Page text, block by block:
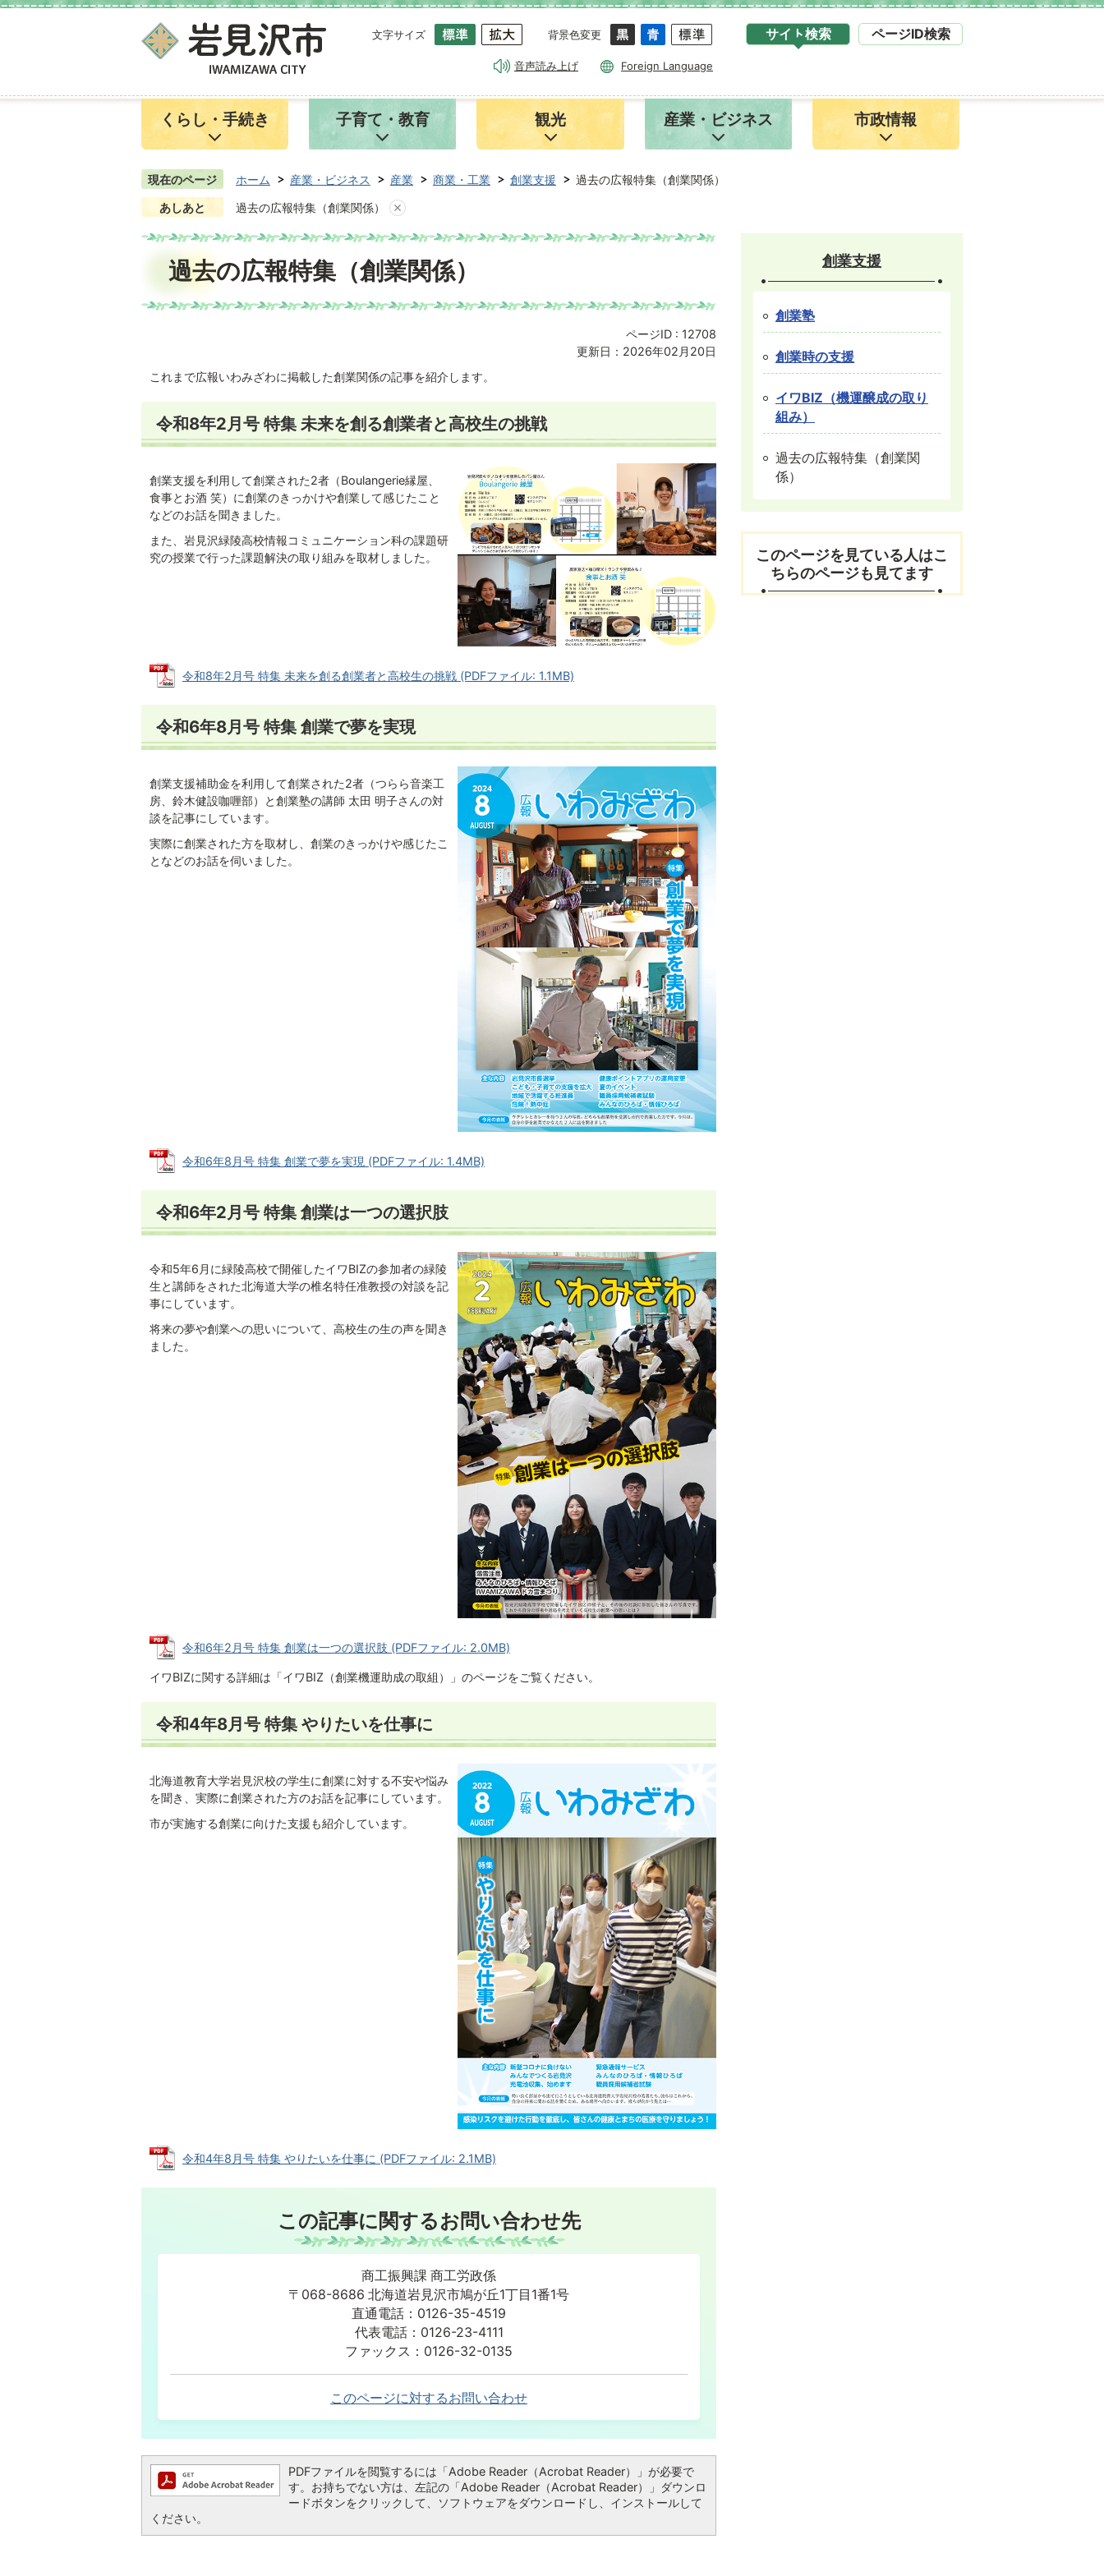
文字サイズ 背景色変更
音声読み上げ Foreign Language
サイト検索 ページID検索
ト
索
くらし・手続き 子育て・教育 観光 産業・ビジネス 市政情報
現在のページ ホーム 産業・ビジネス 産業 商業・工業 創業支援
過去の広報特集（創業関係）
あしあと
過去の広報特集（創業関係）
過去の広報特集（創業関係）
ページID : 12708
更新日：2026年02月20日
これまで広報いわみざわに掲載した創業関係の記事を紹介します。
令和8年2月号 特集 未来を創る創業者と高校生の挑戦
創業支援を利用して創業された2者（Boulangerie縁屋、
食事とお酒 笑）に創業のきっかけや創業して感じたこと
などのお話を聞きました。
また、岩見沢緑陵高校情報コミュニケーション科の課題研
究の授業で行った課題解決の取り組みを取材しました。
令和8年2月号 特集 未来を創る創業者と高校生の挑戦 (PDFファイル: 1.1MB)
令和6年8月号 特集 創業で夢を実現
創業支援補助金を利用して創業された2者（つらら音楽工
房、鈴木健設咖喱部）と創業塾の講師 太田 明子さんの対
談を記事にしています。
実際に創業された方を取材し、創業のきっかけや感じたこ
となどのお話を伺いました。
令和6年8月号 特集 創業で夢を実現 (PDFファイル: 1.4MB)
令和6年2月号 特集 創業は一つの選択肢
令和5年6月に緑陵高校で開催したイワBIZの参加者の緑陵
生と講師をされた北海道大学の椎名特任准教授の対談を記
事にしています。
将来の夢や創業への思いについて、高校生の生の声を聞き
ました。
令和6年2月号 特集 創業は一つの選択肢 (PDFファイル: 2.0MB)
イワBIZに関する詳細は「イワBIZ（創業機運助成の取組）」のページをご覧ください。
令和4年8月号 特集 やりたいを仕事に
北海道教育大学岩見沢校の学生に創業に対する不安や悩み
を聞き、実際に創業された方のお話を記事にしています。
市が実施する創業に向けた支援も紹介しています。
令和4年8月号 特集 やりたいを仕事に (PDFファイル: 2.1MB)
この記事に関するお問い合わせ先
商工振興課 商工労政係
〒068-8686 北海道岩見沢市鳩が丘1丁目1番1号
直通電話：0126-35-4519
代表電話：0126-23-4111
ファックス：0126-32-0135
このページに対するお問い合わせ
PDFファイルを閲覧するには「Adobe Reader（Acrobat Reader）」が必要で
す。お持ちでない方は、左記の「Adobe Reader（Acrobat Reader）」ダウンロ
ードボタンをクリックして、ソフトウェアをダウンロードし、インストールして
ください。
創業支援
創業塾
創業時の支援
イワBIZ（機運醸成の取り
組み）
過去の広報特集（創業関
係）
このページを見ている人はこ
ちらのページも見てます